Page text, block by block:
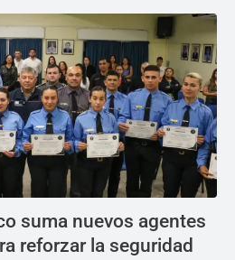
suma nuevos agentes
reforzar la seguridad